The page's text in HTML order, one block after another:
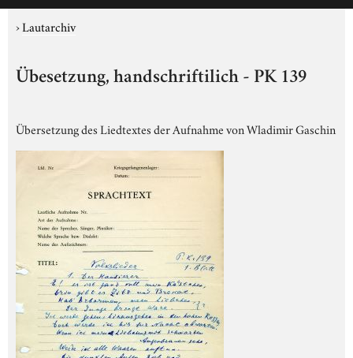
›Lautarchiv
Übesetzung, handschriftilich - PK 139
Übersetzung des Liedtextes der Aufnahme von Wladimir Gaschin